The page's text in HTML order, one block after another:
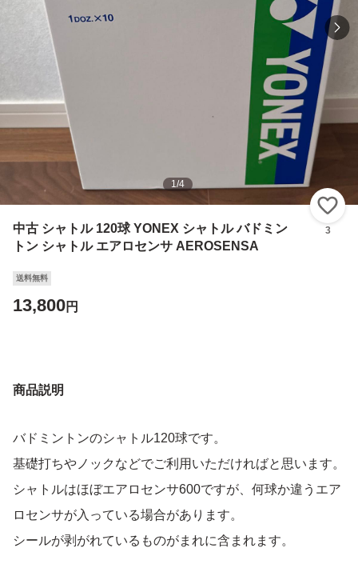
1/4
中古 シャトル 120球 YONEX シャトル バドミン
トン シャトル エアロセンサ AEROSENSA
3
送料無料
13,800円
商品説明
バドミントンのシャトル120球です。
基礎打ちやノックなどでご利用いただければと思います。
シャトルはほぼエアロセンサ600ですが、何球か違うエア
ロセンサが入っている場合があります。
シールが剥がれているものがまれに含まれます。